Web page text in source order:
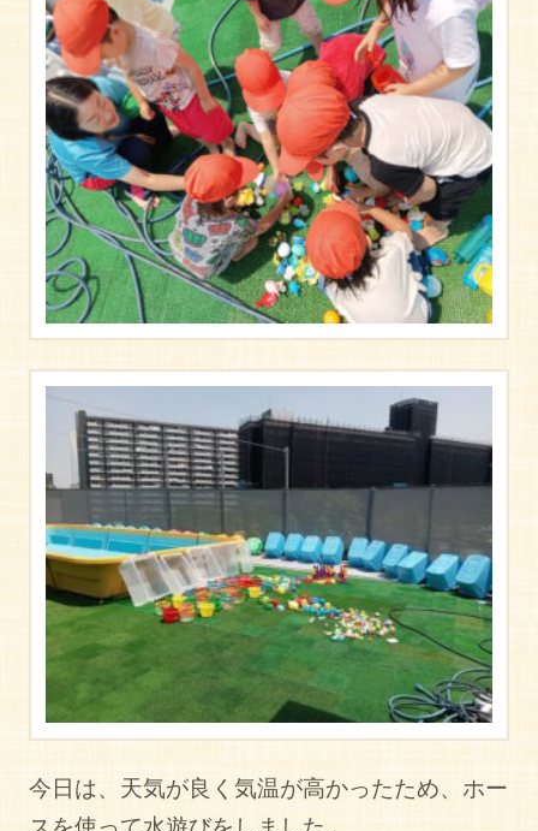
今日は、天気が良く気温が高かったため、ホー